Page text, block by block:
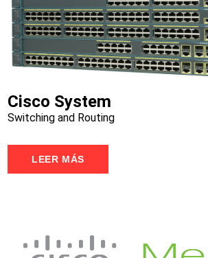
Cisco System
Switching and Routing
LEER MÁS